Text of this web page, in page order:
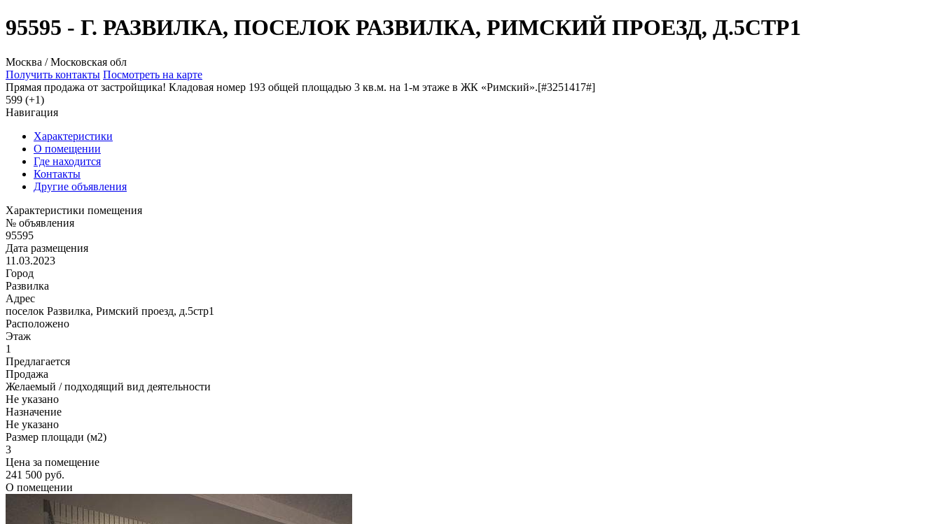
95595 - Г. РАЗВИЛКА, ПОСЕЛОК РАЗВИЛКА, РИМСКИЙ ПРОЕЗД, Д.5СТР1
Москва / Московская обл
Получить контакты Посмотреть на карте
Прямая продажа от застройщика! Кладовая номер 193 общей площадью 3 кв.м. на 1-м этаже в ЖК «Римский».[#3251417#]
599 (+1)
Навигация
Характеристики
О помещении
Где находится
Контакты
Другие объявления
Характеристики помещения
№ объявления
95595
Дата размещения
11.03.2023
Город
Развилка
Адрес
поселок Развилка, Римский проезд, д.5стр1
Расположено
Этаж
1
Предлагается
Продажа
Желаемый / подходящий вид деятельности
Не указано
Назначение
Не указано
Размер площади (м2)
3
Цена за помещение
241 500 руб.
О помещении